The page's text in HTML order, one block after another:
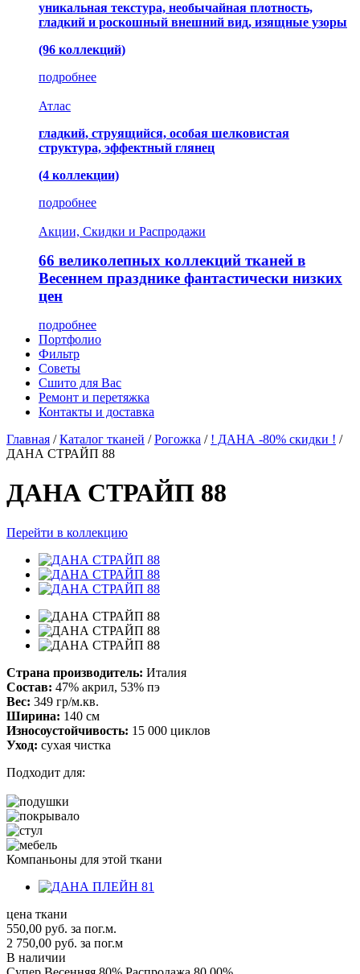
уникальная текстура, необычайная плотность,
гладкий и роскошный внешний вид, изящные узоры
(96 коллекций)
подробнее
Атлас
гладкий, струящийся, особая шелковистая
структура, эффектный глянец
(4 коллекции)
подробнее
Акции, Скидки и Распродажи
66 великолепных коллекций тканей в
Весеннем празднике фантастически низких
цен
подробнее
Портфолио
Фильтр
Советы
Сшито для Вас
Ремонт и перетяжка
Контакты и доставка
Главная / Каталог тканей / Рогожка / ! ДАНА -80% скидки ! /
ДАНА СТРАЙП 88
ДАНА СТРАЙП 88
Перейти в коллекцию
Страна производитель: Италия
Состав: 47% акрил, 53% пэ
Вес: 349 гр/м.кв.
Ширина: 140 см
Износоустойчивость: 15 000 циклов
Уход: сухая чистка
Подходит для:
Компаньоны для этой ткани
цена ткани
550,00 руб. за пог.м.
2 750,00 руб. за пог.м
В наличии